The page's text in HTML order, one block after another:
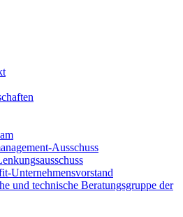
Ausschuss
Unternehmensvorstand
und technische Beratungsgruppe der